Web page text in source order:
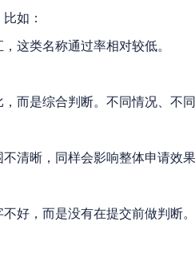
如：
这类名称通过率相对较低。
而是综合判断。不同情况、不
清晰，同样会影响整体申请效
好，而是没有在提交前做判断。